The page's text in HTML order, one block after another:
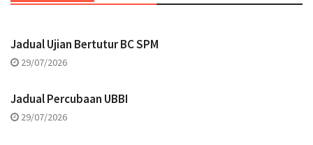
Jadual Ujian Bertutur BC SPM
29/07/2026
Jadual Percubaan UBBI
29/07/2026